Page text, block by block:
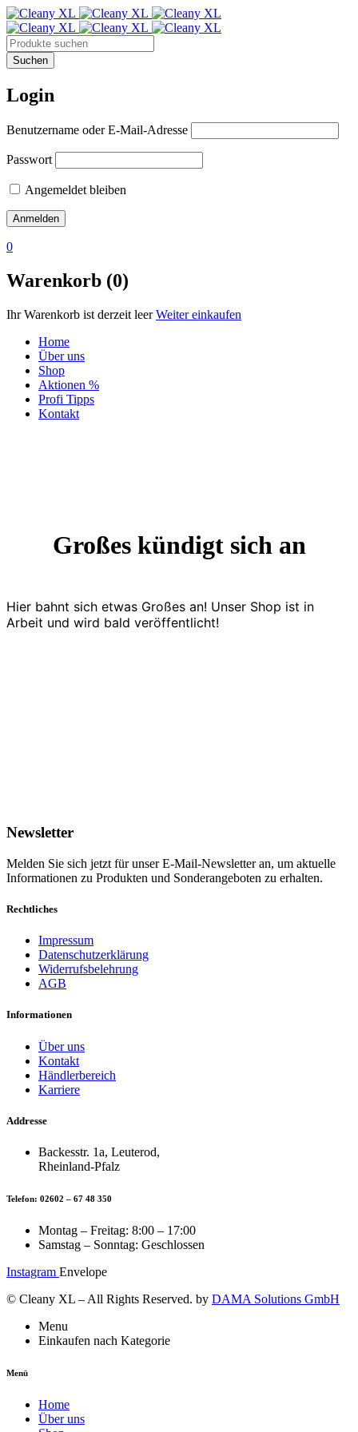
Login
Benutzername oder E-Mail-Adresse
Passwort
Angemeldet bleiben
0
Warenkorb (0)
Ihr Warenkorb ist derzeit leer Weiter einkaufen
Home
Über uns
Shop
Aktionen %
Profi Tipps
Kontakt
Großes kündigt sich an
Hier bahnt sich etwas Großes an! Unser Shop ist in
Arbeit und wird bald veröffentlicht!
Newsletter
Melden Sie sich jetzt für unser E-Mail-Newsletter an, um aktuelle
Informationen zu Produkten und Sonderangeboten zu erhalten.
Rechtliches
Impressum
Datenschutzerklärung
Widerrufsbelehrung
AGB
Informationen
Über uns
Kontakt
Händlerbereich
Karriere
Addresse
Backesstr. 1a, Leuterod,
Rheinland-Pfalz
Telefon: 02602 – 67 48 350
Montag – Freitag: 8:00 – 17:00
Samstag – Sonntag: Geschlossen
Instagram Envelope
© Cleany XL – All Rights Reserved. by DAMA Solutions GmbH
Menu
Einkaufen nach Kategorie
Menü
Home
Über uns